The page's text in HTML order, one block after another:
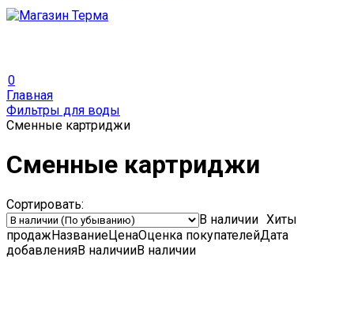
0
Главная
Фильтры для воды
Сменные картриджи
Сменные картриджи
Сортировать:
В наличии Хиты
продажНазваниеЦенаОценка покупателейДата
добавленияВ наличииВ наличии